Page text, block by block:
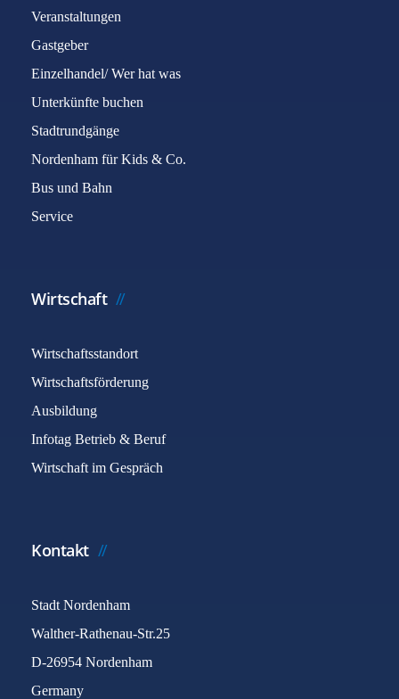
Veranstaltungen
Gastgeber
Einzelhandel/ Wer hat was
Unterkünfte buchen
Stadtrundgänge
Nordenham für Kids & Co.
Bus und Bahn
Service
Wirtschaft
Wirtschaftsstandort
Wirtschaftsförderung
Ausbildung
Infotag Betrieb & Beruf
Wirtschaft im Gespräch
Kontakt
Stadt Nordenham
Walther-Rathenau-Str.25
D-26954 Nordenham
Germany